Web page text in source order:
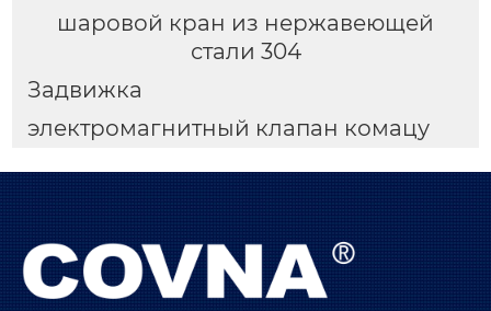
шаровой кран из нержавеющей
стали 304
Задвижка
электромагнитный клапан комацу